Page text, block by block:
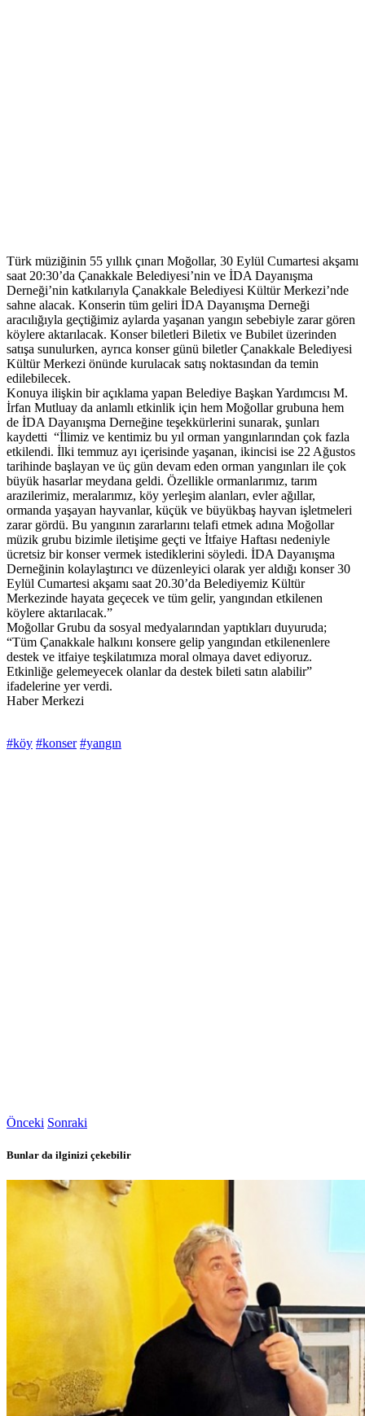
Türk müziğinin 55 yıllık çınarı Moğollar, 30 Eylül Cumartesi akşamı
saat 20:30’da Çanakkale Belediyesi’nin ve İDA Dayanışma
Derneği’nin katkılarıyla Çanakkale Belediyesi Kültür Merkezi’nde
sahne alacak. Konserin tüm geliri İDA Dayanışma Derneği
aracılığıyla geçtiğimiz aylarda yaşanan yangın sebebiyle zarar gören
köylere aktarılacak. Konser biletleri Biletix ve Bubilet üzerinden
satışa sunulurken, ayrıca konser günü biletler Çanakkale Belediyesi
Kültür Merkezi önünde kurulacak satış noktasından da temin
edilebilecek.
Konuya ilişkin bir açıklama yapan Belediye Başkan Yardımcısı M.
İrfan Mutluay da anlamlı etkinlik için hem Moğollar grubuna hem
de İDA Dayanışma Derneğine teşekkürlerini sunarak, şunları
kaydetti “İlimiz ve kentimiz bu yıl orman yangınlarından çok fazla
etkilendi. İlki temmuz ayı içerisinde yaşanan, ikincisi ise 22 Ağustos
tarihinde başlayan ve üç gün devam eden orman yangınları ile çok
büyük hasarlar meydana geldi. Özellikle ormanlarımız, tarım
arazilerimiz, meralarımız, köy yerleşim alanları, evler ağıllar,
ormanda yaşayan hayvanlar, küçük ve büyükbaş hayvan işletmeleri
zarar gördü. Bu yangının zararlarını telafi etmek adına Moğollar
müzik grubu bizimle iletişime geçti ve İtfaiye Haftası nedeniyle
ücretsiz bir konser vermek istediklerini söyledi. İDA Dayanışma
Derneğinin kolaylaştırıcı ve düzenleyici olarak yer aldığı konser 30
Eylül Cumartesi akşamı saat 20.30’da Belediyemiz Kültür
Merkezinde hayata geçecek ve tüm gelir, yangından etkilenen
köylere aktarılacak.”
Moğollar Grubu da sosyal medyalarından yaptıkları duyuruda;
“Tüm Çanakkale halkını konsere gelip yangından etkilenenlere
destek ve itfaiye teşkilatımıza moral olmaya davet ediyoruz.
Etkinliğe gelemeyecek olanlar da destek bileti satın alabilir”
ifadelerine yer verdi.
Haber Merkezi
#köy #konser #yangın
Önceki Sonraki
Bunlar da ilginizi çekebilir